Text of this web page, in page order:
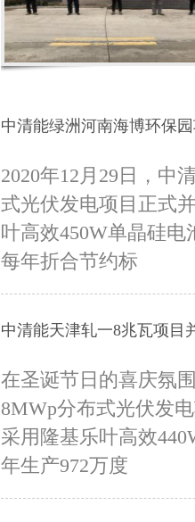
中清能绿洲河南海博环保
2020年12月29日，中
式光伏发电项目正式
叶高效450W单晶硅
每年折合节约标
中清能天津轧一8兆瓦项目
在圣诞节日的喜庆氛
8MWp分布式光伏发
采用隆基乐叶高效
年生产972万度